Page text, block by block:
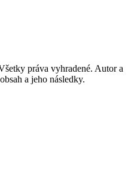
práva vyhradené. Autor a
a jeho následky.